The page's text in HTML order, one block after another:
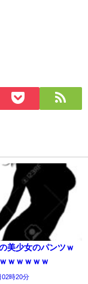
美少女のパンツｗ
ｗｗｗｗｗ
02時20分